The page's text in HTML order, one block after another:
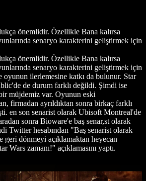
önemlidir. Özellikle Bana kalırsa
senaryo karakterini geliştirmek için
önemlidir. Özellikle Bana kalırsa
senaryo karakterini geliştirmek için
oyunun ilerlemesine katkı da bulunur. Star
de durum farklı değildi. Şimdi ise
müjdemiz var. Oyunun eski
firmadan ayrıldıktan sonra birkaç farklı
en son senarist olarak Ubisoft Montreal'de
sonra Bioware'e baş senar,st olarak
Twitter hesabından "Baş senarist olarak
dönmeyi açıklamaktan heyecan
Wars zamanı!" açıklamasını yaptı.